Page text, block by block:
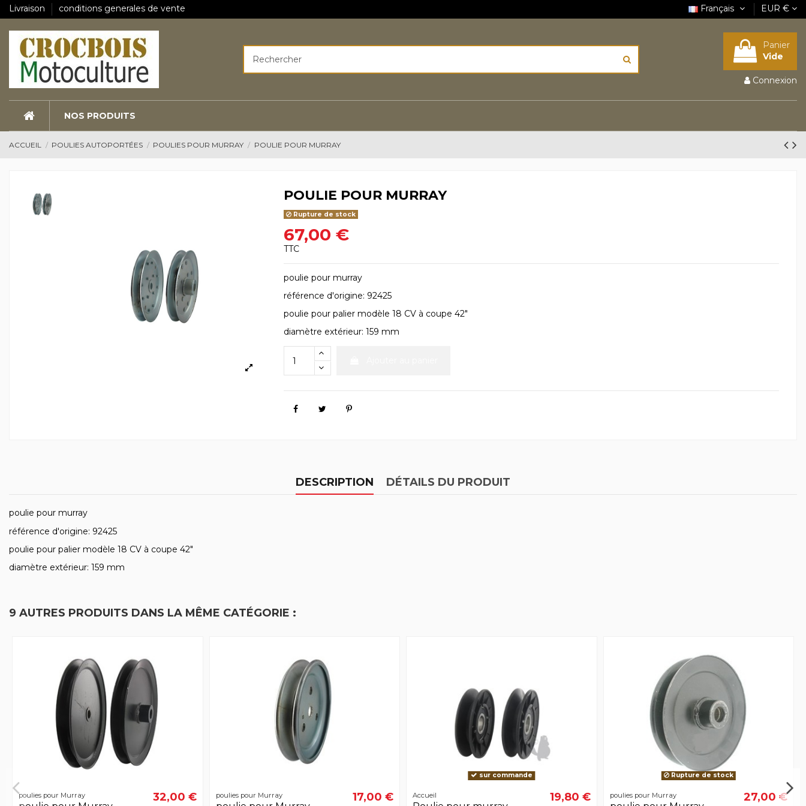
Livraison conditions generales de vente Français EUR €
Panier
Vide
Connexion
NOS PRODUITS
ACCUEIL POULIES AUTOPORTÉES POULIES POUR MURRAY POULIE POUR MURRAY
POULIE POUR MURRAY
Rupture de stock
67,00 €
TTC
poulie pour murray
référence d'origine: 92425
poulie pour palier modèle 18 CV à coupe 42"
diamètre extérieur: 159 mm
DESCRIPTION DÉTAILS DU PRODUIT
poulie pour murray
référence d'origine: 92425
poulie pour palier modèle 18 CV à coupe 42"
diamètre extérieur: 159 mm
9 AUTRES PRODUITS DANS LA MÊME CATÉGORIE :
poulies pour Murray 32,00 € poulies pour Murray 17,00 €
sur commande
Accueil 19,80 €
Rupture de stock
poulies pour Murray 27,00 €